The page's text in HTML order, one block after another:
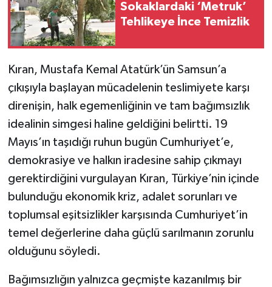
Sokaklardaki ‘Metruk’
Tehlikeye İnce Temizlik
Kıran, Mustafa Kemal Atatürk’ün Samsun’a
çıkışıyla başlayan mücadelenin teslimiyete karşı
direnişin, halk egemenliğinin ve tam bağımsızlık
idealinin simgesi haline geldiğini belirtti. 19
Mayıs’ın taşıdığı ruhun bugün Cumhuriyet’e,
demokrasiye ve halkın iradesine sahip çıkmayı
gerektirdiğini vurgulayan Kıran, Türkiye’nin içinde
bulunduğu ekonomik kriz, adalet sorunları ve
toplumsal eşitsizlikler karşısında Cumhuriyet’in
temel değerlerine daha güçlü sarılmanın zorunlu
olduğunu söyledi.
Bağımsızlığın yalnızca geçmişte kazanılmış bir